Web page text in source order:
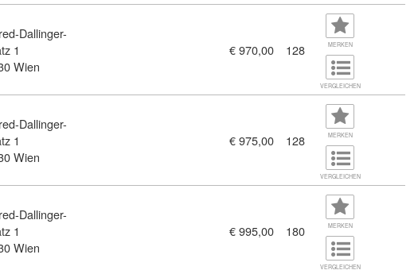
Elektrotechnik (11458235)
Dallinger-
1
Wien
€ 970,00 128 MERKEN
VERGLEICHEN
Informationsmanagement & Medientechnik (11458236)
Dallinger-
1
Wien
€ 975,00 128 MERKEN
VERGLEICHEN
Mathematik - Tag (11458232)
Dallinger-
1
Wien
€ 995,00 180 MERKEN
VERGLEICHEN